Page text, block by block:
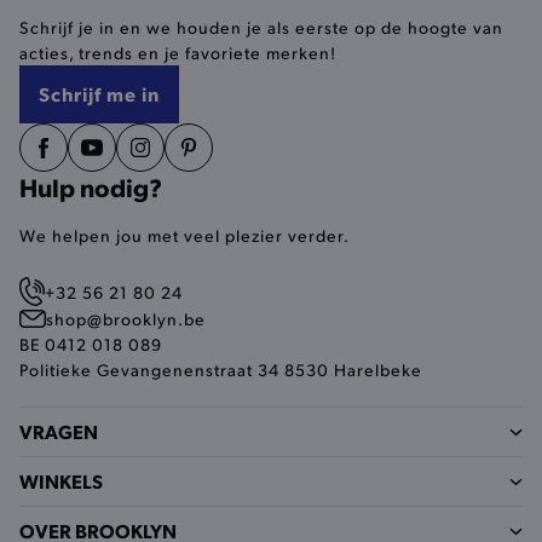
Schrijf je in en we houden je als eerste op de hoogte van
acties, trends en je favoriete merken!
Schrijf me in
Hulp nodig?
We helpen jou met veel plezier verder.
+32 56 21 80 24
shop@brooklyn.be
BE 0412 018 089
Politieke Gevangenenstraat 34 8530 Harelbeke
VRAGEN
WINKELS
OVER BROOKLYN
TARGETING
Basis cookies Analytische
smulervaring op de site en zorgen ervoor dat de
site op een correcte manier wordt verorberd. De
analytische en functionele cookies vullen hun
buikjes algemene bezoekersinformatie, maar